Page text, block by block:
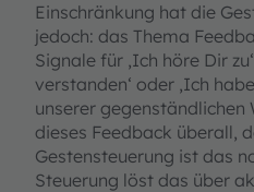
Einschränkung hat die
jedoch: das Thema
Signale für ‚Ich höre Dir
verstanden‘ oder ‚Ich
unserer
dieses Feedback überall,
Gestensteuerung ist das
Steuerung löst das über